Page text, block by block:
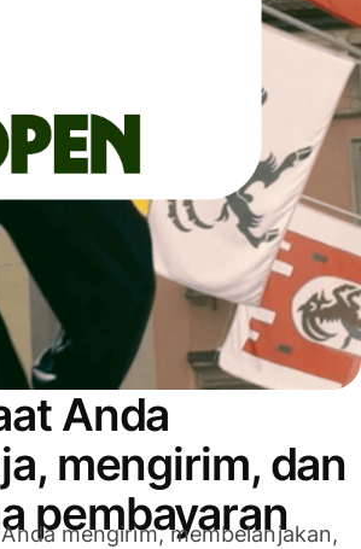
Anda
mengirim, dan
pembayaran
mengirim, membelanjakan,